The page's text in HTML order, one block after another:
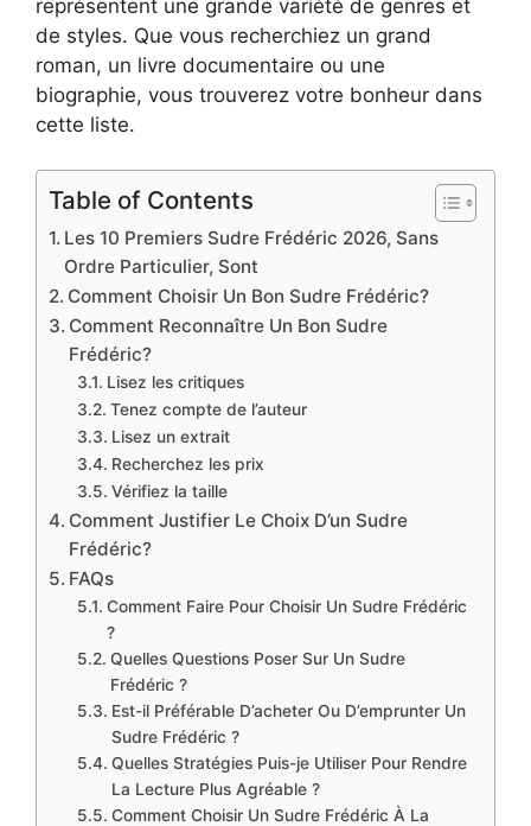
représentent une grande variété de genres et
de styles. Que vous recherchiez un grand
roman, un livre documentaire ou une
biographie, vous trouverez votre bonheur dans
cette liste.
Table of Contents
Les 10 Premiers Sudre Frédéric 2026, Sans
Ordre Particulier, Sont
Comment Choisir Un Bon Sudre Frédéric?
Comment Reconnaître Un Bon Sudre
Frédéric?
Lisez les critiques
Tenez compte de l’auteur
Lisez un extrait
Recherchez les prix
Vérifiez la taille
Comment Justifier Le Choix D’un Sudre
Frédéric?
FAQs
Comment Faire Pour Choisir Un Sudre Frédéric
?
Quelles Questions Poser Sur Un Sudre
Frédéric ?
Est-il Préférable D’acheter Ou D’emprunter Un
Sudre Frédéric ?
Quelles Stratégies Puis-je Utiliser Pour Rendre
La Lecture Plus Agréable ?
Comment Choisir Un Sudre Frédéric À La